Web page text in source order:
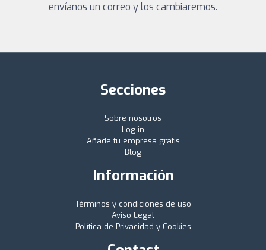
envíanos un correo y los cambiaremos.
Secciones
Sobre nosotros
Log in
Añade tu empresa gratis
Blog
Información
Términos y condiciones de uso
Aviso Legal
Política de Privacidad y Cookies